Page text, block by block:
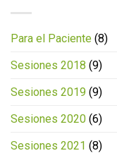
Para el Paciente (8)
Sesiones 2018 (9)
Sesiones 2019 (9)
Sesiones 2020 (6)
Sesiones 2021 (8)